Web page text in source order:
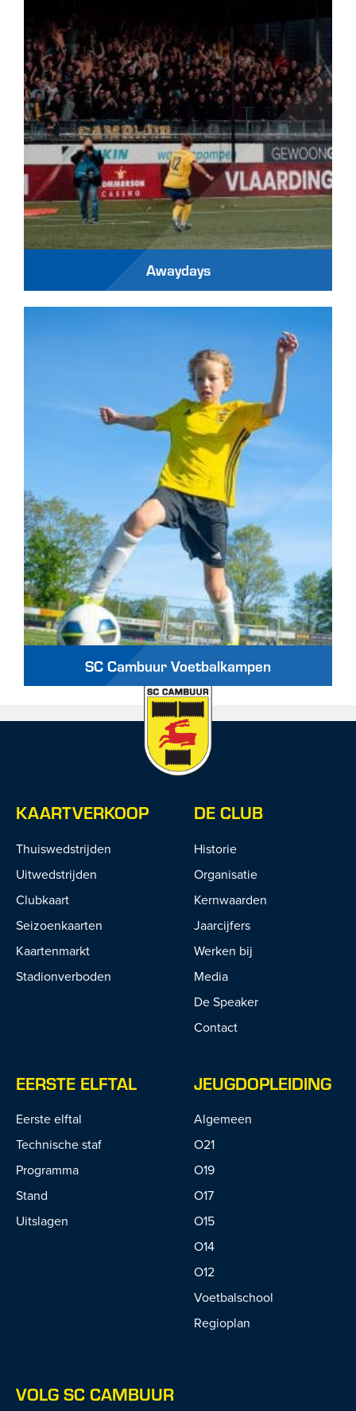
Awaydays
SC Cambuur Voetbalkampen
KAARTVERKOOP
Thuiswedstrijden
Uitwedstrijden
Clubkaart
Seizoenkaarten
Kaartenmarkt
Stadionverboden
DE CLUB
Historie
Organisatie
Kernwaarden
Jaarcijfers
Werken bij
Media
De Speaker
Contact
EERSTE ELFTAL
Eerste elftal
Technische staf
Programma
Stand
Uitslagen
JEUGDOPLEIDING
Algemeen
O21
O19
O17
O15
O14
O12
Voetbalschool
Regioplan
VOLG SC CAMBUUR